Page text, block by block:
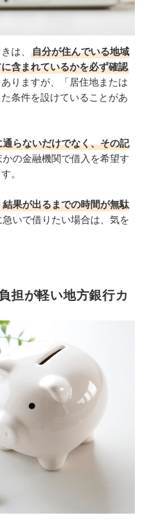
は、
自分が住んでいる地域
含まれているかを必ず確認
りますが、「居住地または
条件を設けていることがあ
らないだけでなく、その記
の金融機関で借入を希望す
。
結果が出るまでの時間が無駄
いで借りたい場合は、気を
担が軽い地方銀行カ